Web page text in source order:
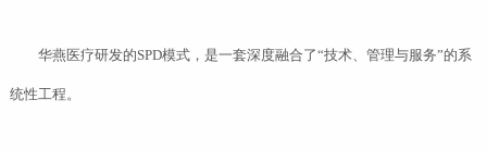
华燕医疗研发的SPD模式，是一套深度融合了“技术、管理与服务”的系
统性工程。